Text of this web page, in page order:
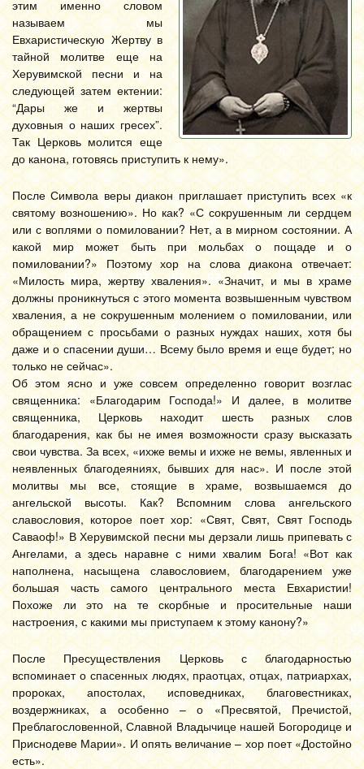
этим именно словом
называем мы
Евхаристическую Жертву в
тайной молитве еще на
Херувимской песни и на
следующей затем ектении:
“Дары же и жертвы
духовныя о наших гресех”.
Так Церковь молится еще
до канона, готовясь приступить к нему».
После Символа веры диакон приглашает приступить всех «к
святому возношению». Но как? «С сокрушенным ли сердцем
или с воплями о помиловании? Нет, а в мирном состоянии. А
какой мир может быть при мольбах о пощаде и о
помиловании?» Поэтому хор на слова диакона отвечает:
«Милость мира, жертву хваления». «Значит, и мы в храме
должны проникнуться с этого момента возвышенным чувством
хваления, а не сокрушенным молением о помиловании, или
обращением с просьбами о разных нуждах наших, хотя бы
даже и о спасении души… Всему было время и еще будет; но
только не сейчас».
Об этом ясно и уже совсем определенно говорит возглас
священника: «Благодарим Господа!» И далее, в молитве
священника, Церковь находит шесть разных слов
благодарения, как бы не имея возможности сразу высказать
свои чувства. За всех, «ихже вемы и ихже не вемы, явленных и
неявленных благодеяниях, бывших для нас». И после этой
молитвы мы все, стоящие в храме, возвышаемся до
ангельской высоты. Как? Вспомним слова ангельского
славословия, которое поет хор: «Свят, Свят, Свят Господь
Саваоф!» В Херувимской песни мы дерзали лишь припевать с
Ангелами, а здесь наравне с ними хвалим Бога! «Вот как
наполнена, насыщена славословием, благодарением уже
большая часть самого центрального места Евхаристии!
Похоже ли это на те скорбные и просительные наши
настроения, с какими мы приступаем к этому канону?»
После Пресуществления Церковь с благодарностью
вспоминает о спасенных людях, праотцах, отцах, патриархах,
пророках, апостолах, исповедниках, благовестниках,
воздержниках, а особенно – о «Пресвятой, Пречистой,
Преблагословенной, Славной Владычице нашей Богородице и
Приснодеве Марии». И опять величание – хор поет «Достойно
есть».